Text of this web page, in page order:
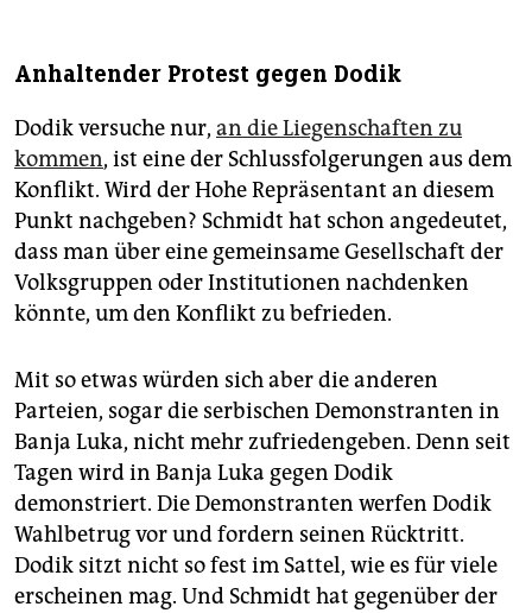
Anhaltender Protest gegen Dodik
Dodik versuche nur, an die Liegenschaften zu
kommen, ist eine der Schlussfolgerungen aus dem
Konflikt. Wird der Hohe Repräsentant an diesem
Punkt nachgeben? Schmidt hat schon angedeutet,
dass man über eine gemeinsame Gesellschaft der
Volksgruppen oder Institutionen nachdenken
könnte, um den Konflikt zu befrieden.
Mit so etwas würden sich aber die anderen
Parteien, sogar die serbischen Demonstranten in
Banja Luka, nicht mehr zufriedengeben. Denn seit
Tagen wird in Banja Luka gegen Dodik
demonstriert. Die Demonstranten werfen Dodik
Wahlbetrug vor und fordern seinen Rücktritt.
Dodik sitzt nicht so fest im Sattel, wie es für viele
erscheinen mag. Und Schmidt hat gegenüber der